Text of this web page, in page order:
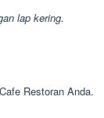
lap kering.
Restoran Anda.